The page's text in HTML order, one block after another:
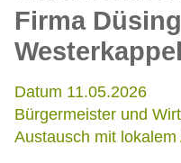
Firma
Datum 11.05.2026
Bürgermeister und
Austausch mit lokalem